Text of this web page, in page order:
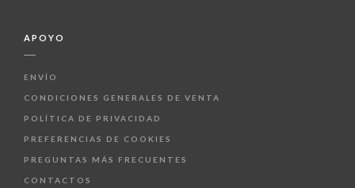
APOYO
ENVÍO
CONDICIONES GENERALES DE VENTA
POLÍTICA DE PRIVACIDAD
PREFERENCIAS DE COOKIES
PREGUNTAS MÁS FRECUENTES
CONTACTOS